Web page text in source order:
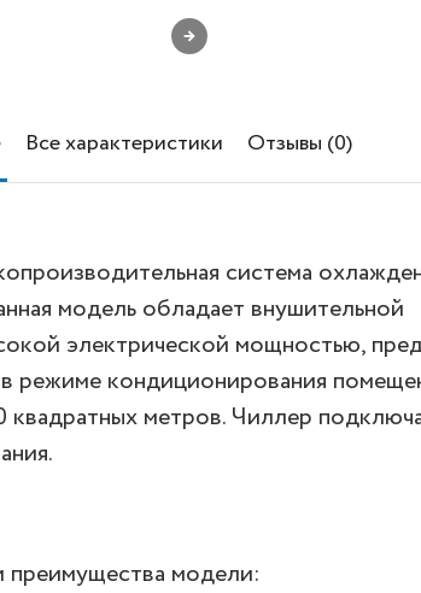
→
Все характеристики Отзывы (0)
система
модель обладает внушительной
электрической мощностью,
режиме кондиционирования
метров. Чиллер
преимущества модели: